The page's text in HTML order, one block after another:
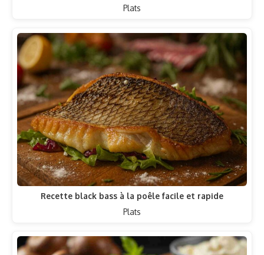
Plats
Recette black bass à la poêle facile et rapide
Plats